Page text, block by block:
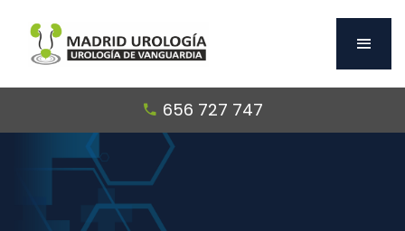
656 727 747